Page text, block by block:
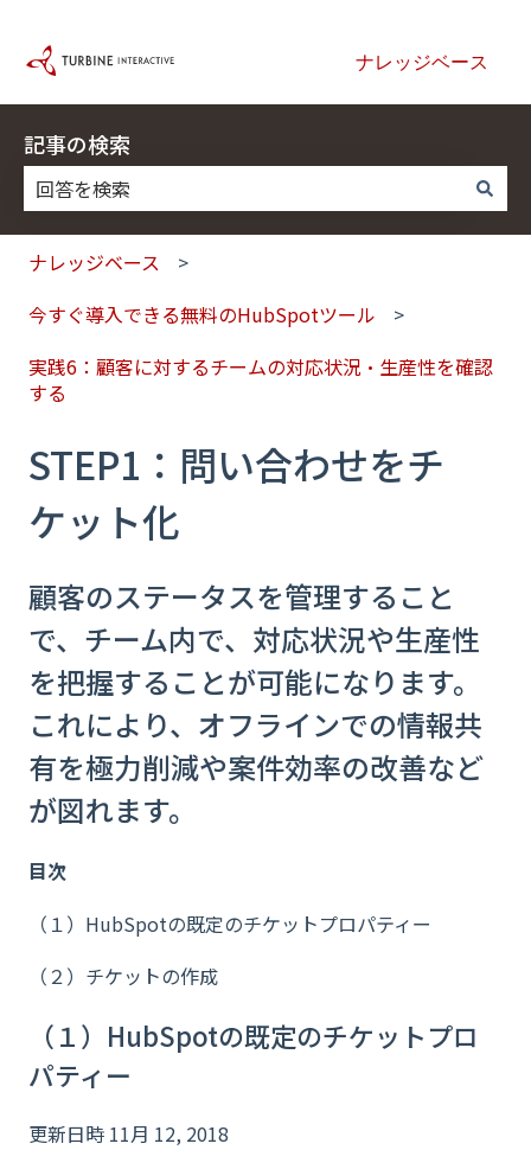
ナレッジベース
記事の検索
ナレッジベース
今すぐ導入できる無料のHubSpotツール
実践6：顧客に対するチームの対応状況・生産性を確認
する
STEP1：問い合わせをチ
ケット化
顧客のステータスを管理すること
で、チーム内で、対応状況や生産性
を把握することが可能になります。
これにより、オフラインでの情報共
有を極力削減や案件効率の改善など
が図れます。
目次
（１）HubSpotの既定のチケットプロパティー
（２）チケットの作成
（１）HubSpotの既定のチケットプロ
パティー
更新日時 11月 12, 2018